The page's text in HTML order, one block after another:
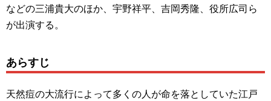
などの三浦貴大のほか、宇野祥平、吉岡秀隆、役所広司ら
が出演する。
あらすじ
天然痘の大流行によって多くの人が命を落としていた江戸